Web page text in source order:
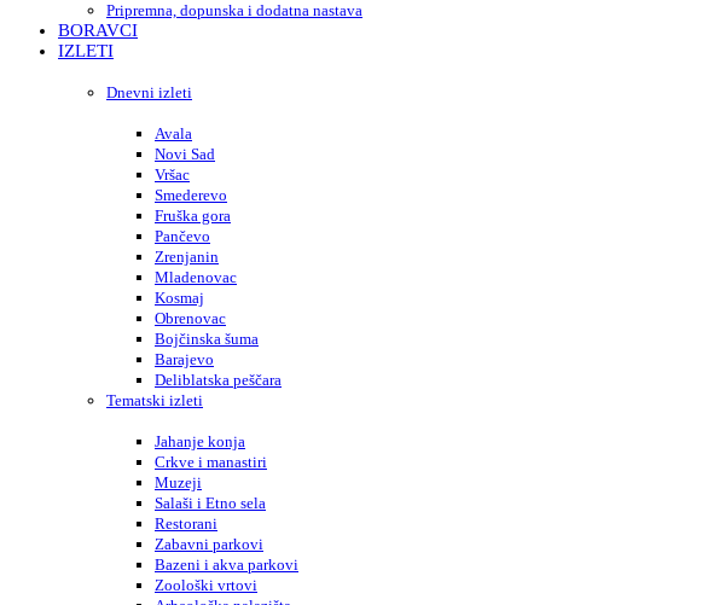
Pripremna, dopunska i dodatna nastava
BORAVCI
IZLETI
Dnevni izleti
Avala
Novi Sad
Vršac
Smederevo
Fruška gora
Pančevo
Zrenjanin
Mladenovac
Kosmaj
Obrenovac
Bojčinska šuma
Barajevo
Deliblatska peščara
Tematski izleti
Jahanje konja
Crkve i manastiri
Muzeji
Salaši i Etno sela
Restorani
Zabavni parkovi
Bazeni i akva parkovi
Zoološki vrtovi